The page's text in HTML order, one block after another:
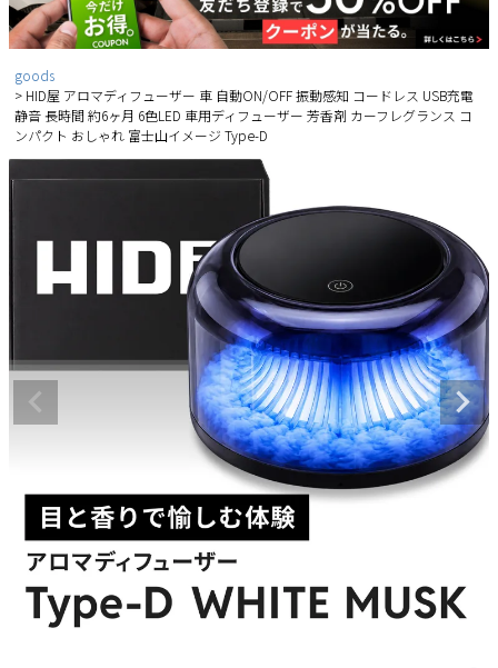
goods
HID屋 アロマディフューザー 車 自動ON/OFF 振動感知 コードレス USB充電
静音 長時間 約6ヶ月 6色LED 車用ディフューザー 芳香剤 カーフレグランス コ
ンパクト おしゃれ 富士山イメージ Type-D